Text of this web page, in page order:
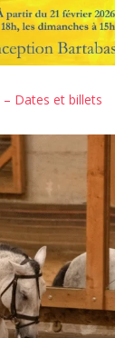
– Dates et billets